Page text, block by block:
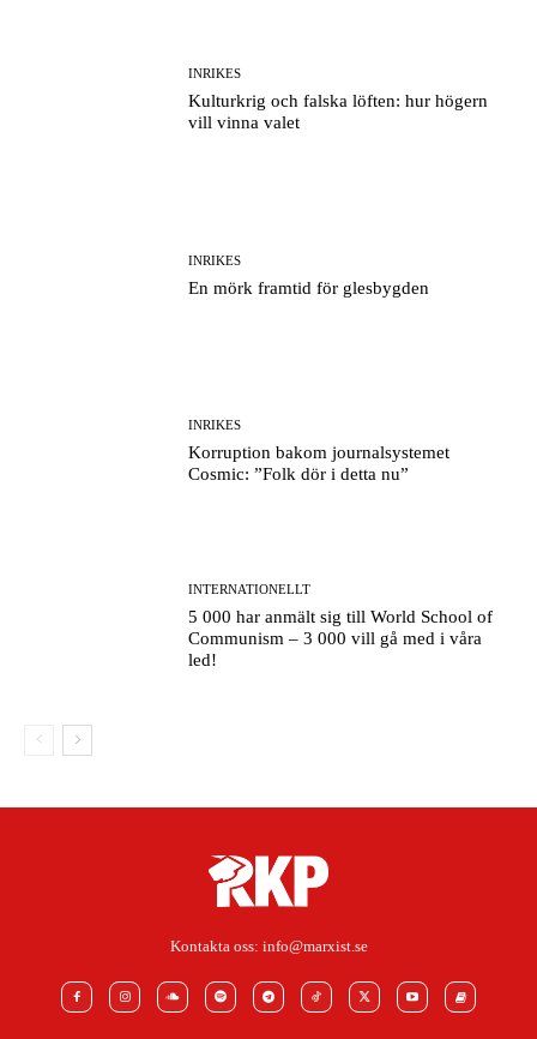
INRIKES
Kulturkrig och falska löften: hur högern
vill vinna valet
INRIKES
En mörk framtid för glesbygden
INRIKES
Korruption bakom journalsystemet
Cosmic: ”Folk dör i detta nu”
INTERNATIONELLT
5 000 har anmält sig till World School of
Communism – 3 000 vill gå med i våra
led!
Kontakta oss: info@marxist.se